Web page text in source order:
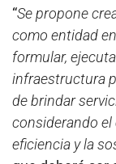
“Se propone
como entidad
formular,
infraestructura
de brindar
considerando el
eficiencia y la